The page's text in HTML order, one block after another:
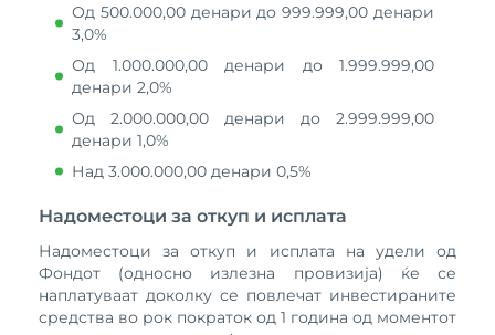
Од 500.000,00 денари до 999.999,00 денари
3,0%
Од 1.000.000,00 денари до 1.999.999,00
денари 2,0%
Од 2.000.000,00 денари до 2.999.999,00
денари 1,0%
Над 3.000.000,00 денари 0,5%
Надоместоци за откуп и исплата
Надоместоци за откуп и исплата на удели од
Фондот (односно излезна провизија) ќе се
наплатуваат доколку се повлечат инвестираните
средства во рок пократок од 1 година од моментот